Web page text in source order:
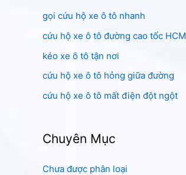
ế
m
:
gọi cứu hộ xe ô tô nhanh
cứu hộ xe ô tô đường cao tốc HCM
kéo xe ô tô tận nơi
cứu hộ xe ô tô hỏng giữa đường
cứu hộ xe ô tô mất điện đột ngột
Chuyên Mục
Chưa được phân loại